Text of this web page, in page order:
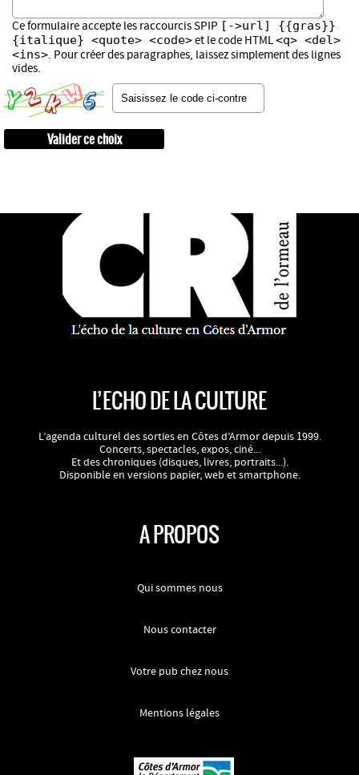
Ce formulaire accepte les raccourcis SPIP [->url] {{gras}}
{italique} <quote> <code>et le code HTML<q> <del>
<ins>. Pour créer des paragraphes, laissez simplement des lignes
vides.
L’ECHO DE LA CULTURE
L’agenda culturel des sorties en Côtes d’Armor depuis 1999.
Concerts, spectacles, expos, ciné...
Et des chroniques (disques, livres, portraits...).
Disponible en versions papier, web et smartphone.
A PROPOS
Qui sommes nous
Nous contacter
Votre pub chez nous
Mentions légales